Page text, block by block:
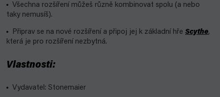
Všechna rozšíření můžeš různě kombinovat spolu (a nebo
taky nemusíš).
Připrav se na nové rozšíření a připoj jej k základní hře Scythe,
která je pro rozšíření nezbytná.
Vlastnosti:
Vydavatel: Stonemaier